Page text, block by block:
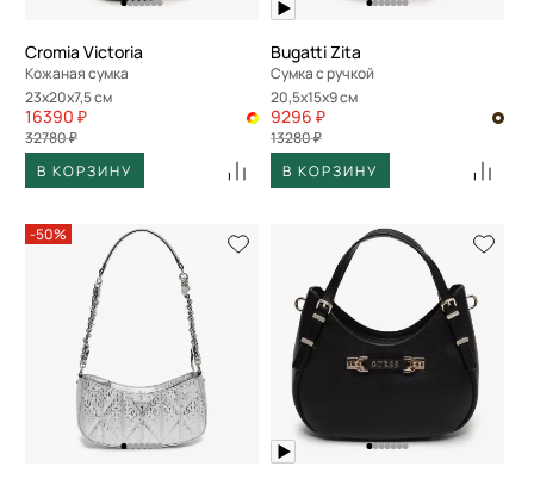
Cromia Victoria
Кожаная сумка
23x20x7,5 см
16390 ₽
32780 ₽
В КОРЗИНУ
Bugatti Zita
Сумка с ручкой
20,5x15x9 см
9296 ₽
13280 ₽
В КОРЗИНУ
-50%